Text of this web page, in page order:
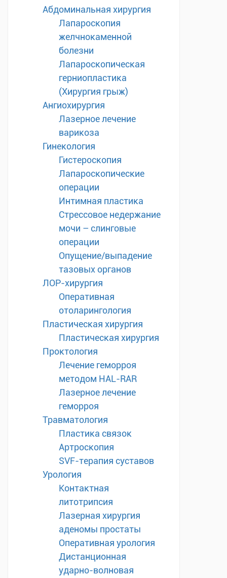
Абдоминальная хирургия
Лапароскопия
желчнокаменной
болезни
Лапароскопическая
герниопластика
(Хирургия грыж)
Ангиохирургия
Лазерное лечение
варикоза
Гинекология
Гистероскопия
Лапароскопические
операции
Интимная пластика
Стрессовое недержание
мочи – слинговые
операции
Опущение/выпадение
тазовых органов
ЛОР-хирургия
Оперативная
отоларингология
Пластическая хирургия
Пластическая хирургия
Проктология
Лечение геморроя
методом HAL-RAR
Лазерное лечение
геморроя
Травматология
Пластика связок
Артроскопия
SVF-терапия суставов
Урология
Контактная
литотрипсия
Лазерная хирургия
аденомы простаты
Оперативная урология
Дистанционная
ударно-волновая